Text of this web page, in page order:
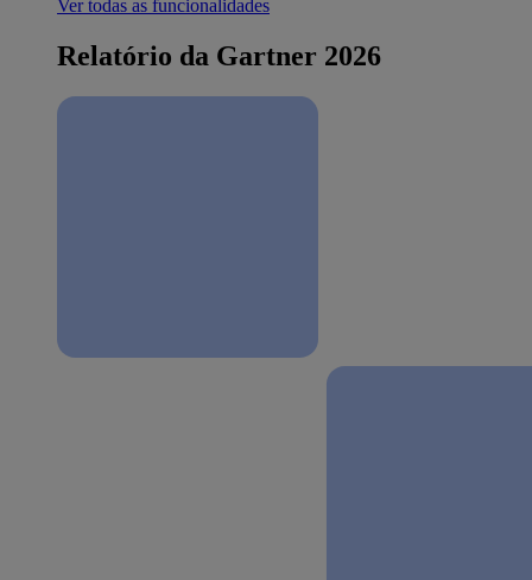
Ver todas as funcionalidades
Relatório da Gartner 2026